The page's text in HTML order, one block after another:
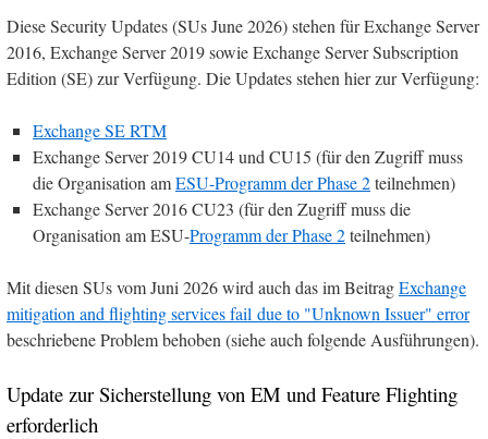
Diese Security Updates (SUs June 2026) stehen für Exchange Server
2016, Exchange Server 2019 sowie Exchange Server Subscription
Edition (SE) zur Verfügung. Die Updates stehen hier zur Verfügung:
Exchange SE RTM
Exchange Server 2019 CU14 und CU15 (für den Zugriff muss
die Organisation amESU-Programm der Phase 2teilnehmen)
Exchange Server 2016 CU23 (für den Zugriff muss die
Organisation am ESU-Programm der Phase 2teilnehmen)
Mit diesen SUs vom Juni 2026 wird auch das im BeitragExchange
mitigation and flighting services fail due to "Unknown Issuer" error
beschriebene Problem behoben (siehe auch folgende Ausführungen).
Update zur Sicherstellung von EM und Feature Flighting
erforderlich